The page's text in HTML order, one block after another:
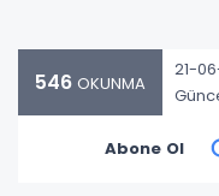
546 OKUNMA
21-
Abone Ol